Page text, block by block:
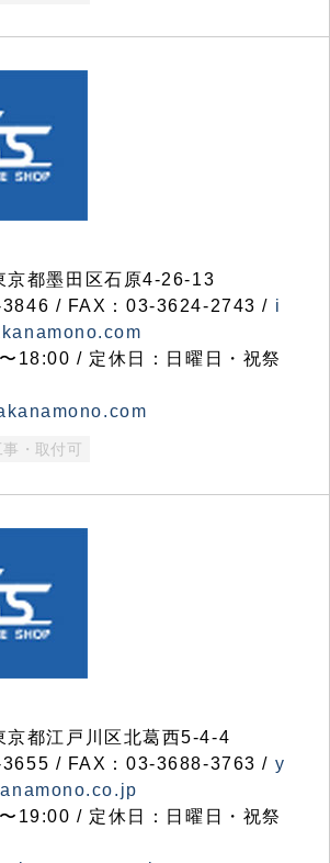
都墨田区石原4-26-13
/ FAX：03-3624-2743 / i
18:00 / 定休日：日曜日・祝祭
事・取付可
都江戸川区北葛西5-4-4
/ FAX：03-3688-3763 / y
19:00 / 定休日：日曜日・祝祭